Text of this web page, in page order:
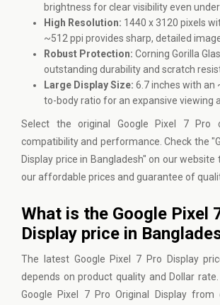
brightness for clear visibility even
High Resolution: 1440 x 3120 pixels
~512 ppi provides sharp, detailed
Robust Protection: Corning Gorilla
outstanding durability and scratch
Large Display Size: 6.7 inches with an
to-body ratio for an expansive viewing
Select the original Google Pixel 7 Pro
compatibility and performance. Check the
Display price in Bangladesh" on our
our affordable prices and guarantee of
What is the Google Pixel
Display price in
The latest Google Pixel 7 Pro Display
depends on product quality and Dollar
Google Pixel 7 Pro Original Display from